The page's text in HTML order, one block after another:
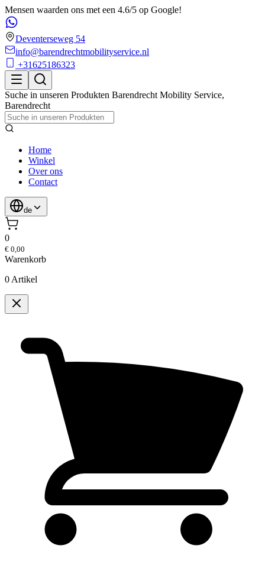
Mensen waarden ons met een 4.6/5 op Google!
Deventerseweg 54
info@barendrechtmobilityservice.nl
+31625186323
Suche in unseren Produkten Barendrecht Mobility Service,
Barendrecht
Home
Winkel
Over ons
Contact
de
0
€ 0,00
Warenkorb
0 Artikel